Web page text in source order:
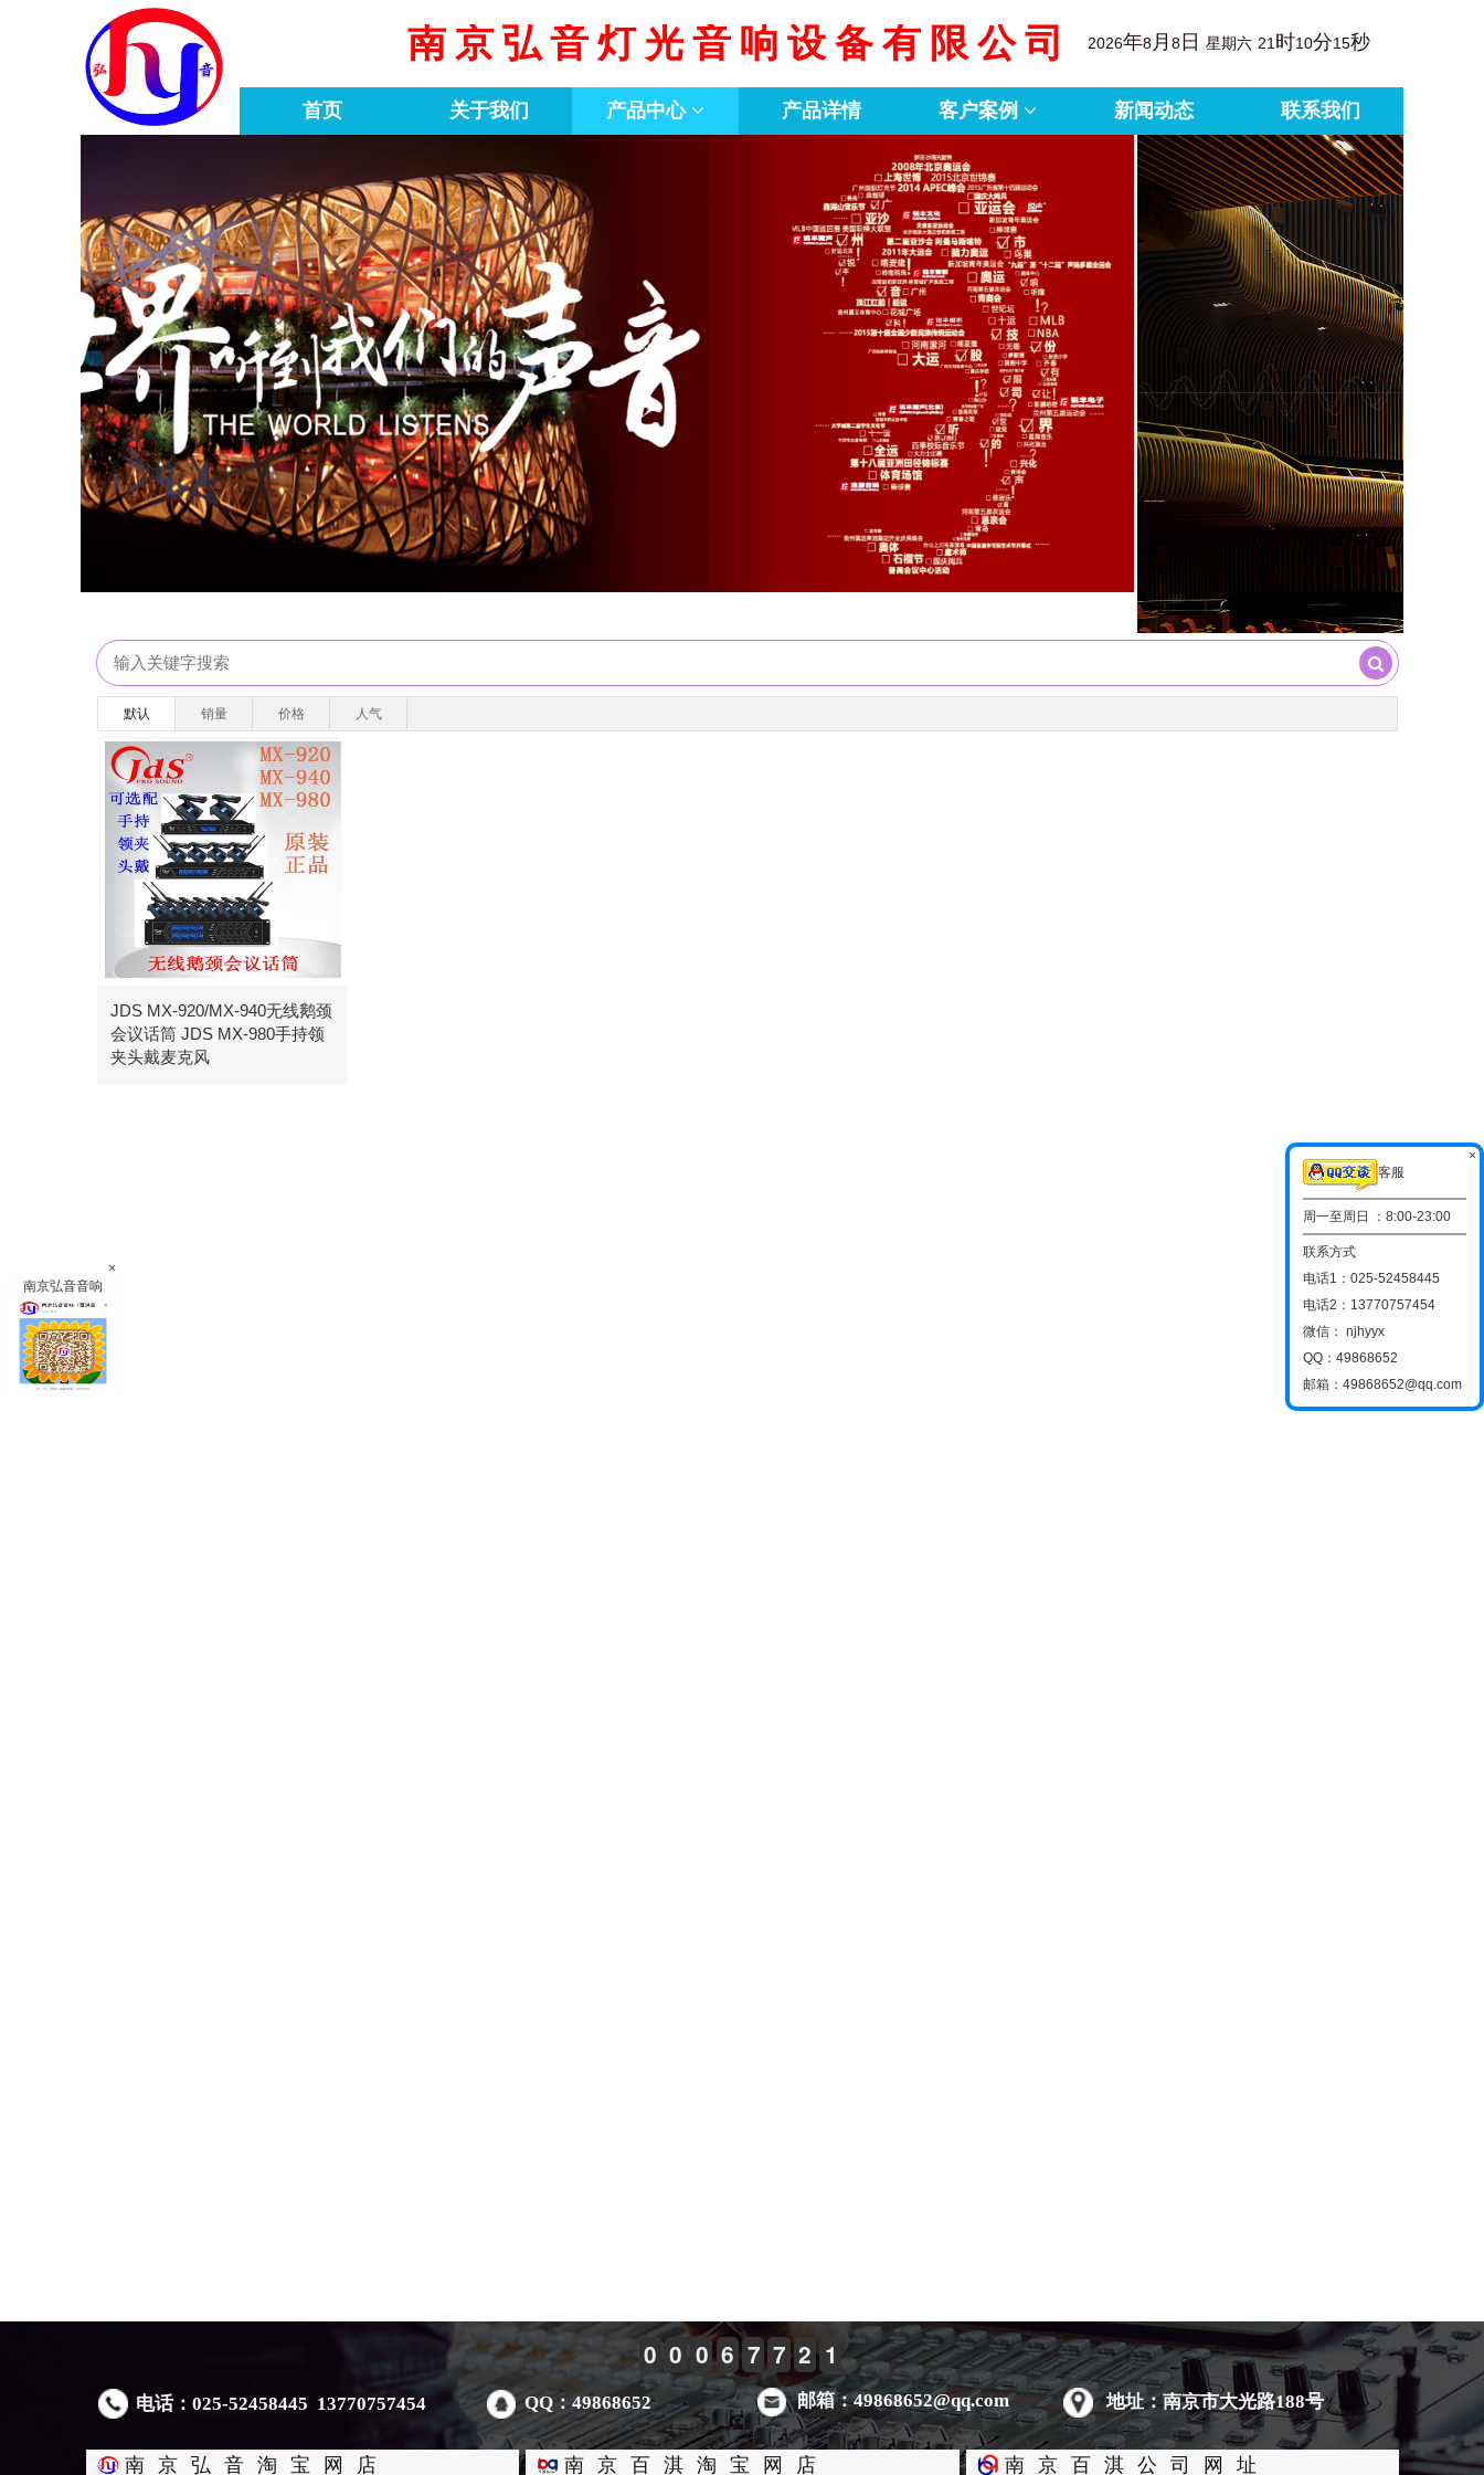
首页 关于我们 产品中心 产品详情 客户案例 新闻动态 联系我们
2026年8 月 8日 星期六 21 时10分16秒
南京弘音灯光音响设备有限公司
默认 销量 价格 人气
JDS MX-920/MX-940无线鹅颈
会议话筒 JDS MX-980手持领
夹头戴麦克风
电话：025-52458445 13770757454 QQ：49868652 邮箱：49868652@qq.com 地址：南京市大光路188号
南京弘音淘宝网店 南京百淇淘宝网店 南京百淇公司网址
0 0 0 6 7 7 2 1
×
南京弘音音响
×
客服
周一至周日 ：8:00-23:00
联系方式
电话1：025-52458445
电话2：13770757454
微信： njhyyx
QQ：49868652
邮箱：49868652@qq.com